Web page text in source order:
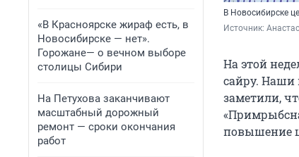
«В Красноярске жираф есть, в
Новосибирске — нет».
Горожане— о вечном выборе
столицы Сибири
На Петухова заканчивают
масштабный дорожный
ремонт — сроки окончания
работ
В Новосибирске
Источник:
На этой
сайру. Наши
заметили,
повышение